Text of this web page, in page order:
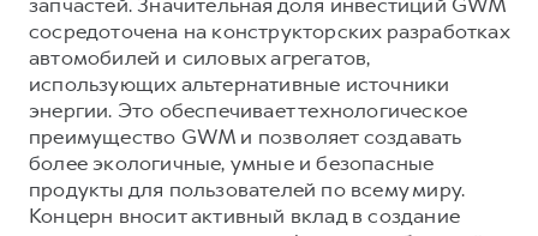
сосредоточена на конструкторских разработках
автомобилей и силовых агрегатов,
использующих альтернативные источники
энергии. Это обеспечивает технологическое
преимущество GWM и позволяет создавать
более экологичные, умные и безопасные
продукты для пользователей по всему миру.
Концерн вносит активный вклад в создание